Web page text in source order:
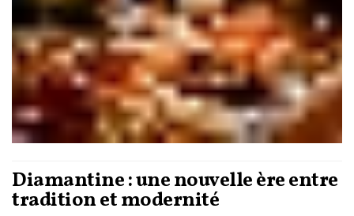
Diamantine : une nouvelle ère entre
tradition et modernité